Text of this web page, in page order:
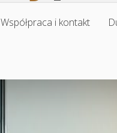
Współpraca i kontakt